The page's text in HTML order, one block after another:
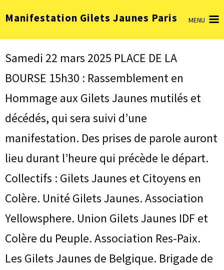
au
(Pressez
Entrée)
Manifestation Gilets Jaunes Paris MENU
Samedi 22 mars 2025 PLACE DE LA
BOURSE 15h30 : Rassemblement en
Hommage aux Gilets Jaunes mutilés et
décédés, qui sera suivi d’une
manifestation. Des prises de parole auront
lieu durant l’heure qui précède le départ.
Collectifs : Gilets Jaunes et Citoyens en
Colère. Unité Gilets Jaunes. Association
Yellowsphere. Union Gilets Jaunes IDF et
Colère du Peuple. Association Res-Paix.
Les Gilets Jaunes de Belgique. Brigade de